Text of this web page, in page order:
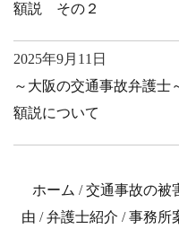
額説 その２
2025年9月11日
～大阪の交通事故弁護
額説について
ホーム /交通事故の被
由 /弁護士紹介 /事務所